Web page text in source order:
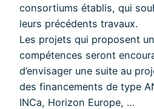
consortiums établis, qui
leurs précédents travaux.
Les projets qui proposent
compétences seront
d’envisager une suite au
des financements de type
INCa, Horizon Europe, …